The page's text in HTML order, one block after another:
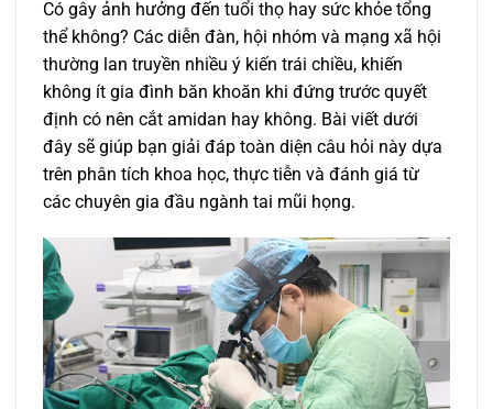
Có gây ảnh hưởng đến tuổi thọ hay sức khỏe tổng
thể không? Các diễn đàn, hội nhóm và mạng xã hội
thường lan truyền nhiều ý kiến trái chiều, khiến
không ít gia đình băn khoăn khi đứng trước quyết
định có nên cắt amidan hay không. Bài viết dưới
đây sẽ giúp bạn giải đáp toàn diện câu hỏi này dựa
trên phân tích khoa học, thực tiễn và đánh giá từ
các chuyên gia đầu ngành tai mũi họng.